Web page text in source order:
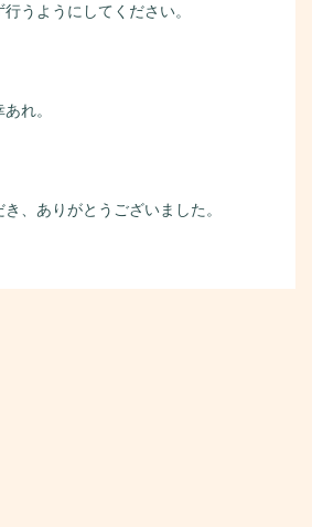
うようにしてください。
れ。
、ありがとうございました。